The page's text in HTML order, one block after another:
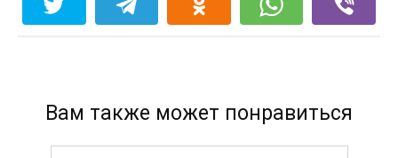
Вам также может понравиться